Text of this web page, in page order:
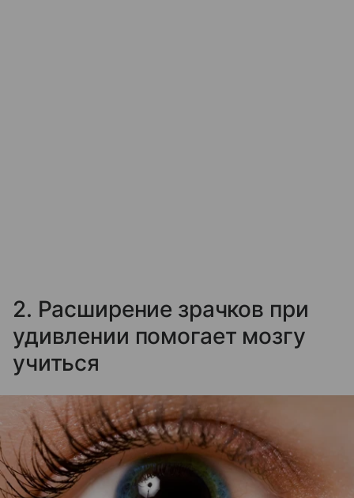
2. Расширение зрачков при
удивлении помогает мозгу
учиться